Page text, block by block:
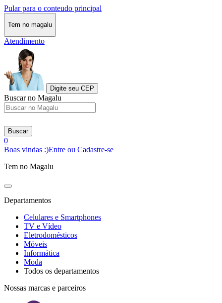
Pular para o conteudo principal
Tem no magalu
Atendimento
Digite seu CEP
Buscar no Magalu
Buscar
0
Boas vindas :)Entre ou Cadastre-se
Tem no Magalu
Departamentos
Celulares e Smartphones
TV e Vídeo
Eletrodomésticos
Móveis
Informática
Moda
Todos os departamentos
Nossas marcas e parceiros